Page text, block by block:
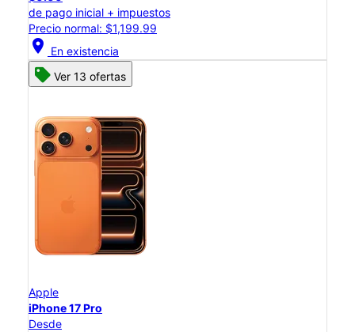
de pago inicial + impuestos
Precio normal: $1,199.99
location_on En existencia
Ver 13 ofertas
Apple
iPhone 17 Pro
Desde